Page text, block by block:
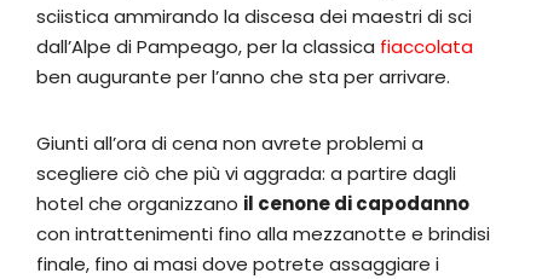
sciistica ammirando la discesa dei maestri di sci
dall’Alpe di Pampeago, per la classica fiaccolata
ben augurante per l’anno che sta per arrivare.
Giunti all’ora di cena non avrete problemi a
scegliere ciò che più vi aggrada: a partire dagli
hotel che organizzano il cenone di capodanno
con intrattenimenti fino alla mezzanotte e brindisi
finale, fino ai masi dove potrete assaggiare i